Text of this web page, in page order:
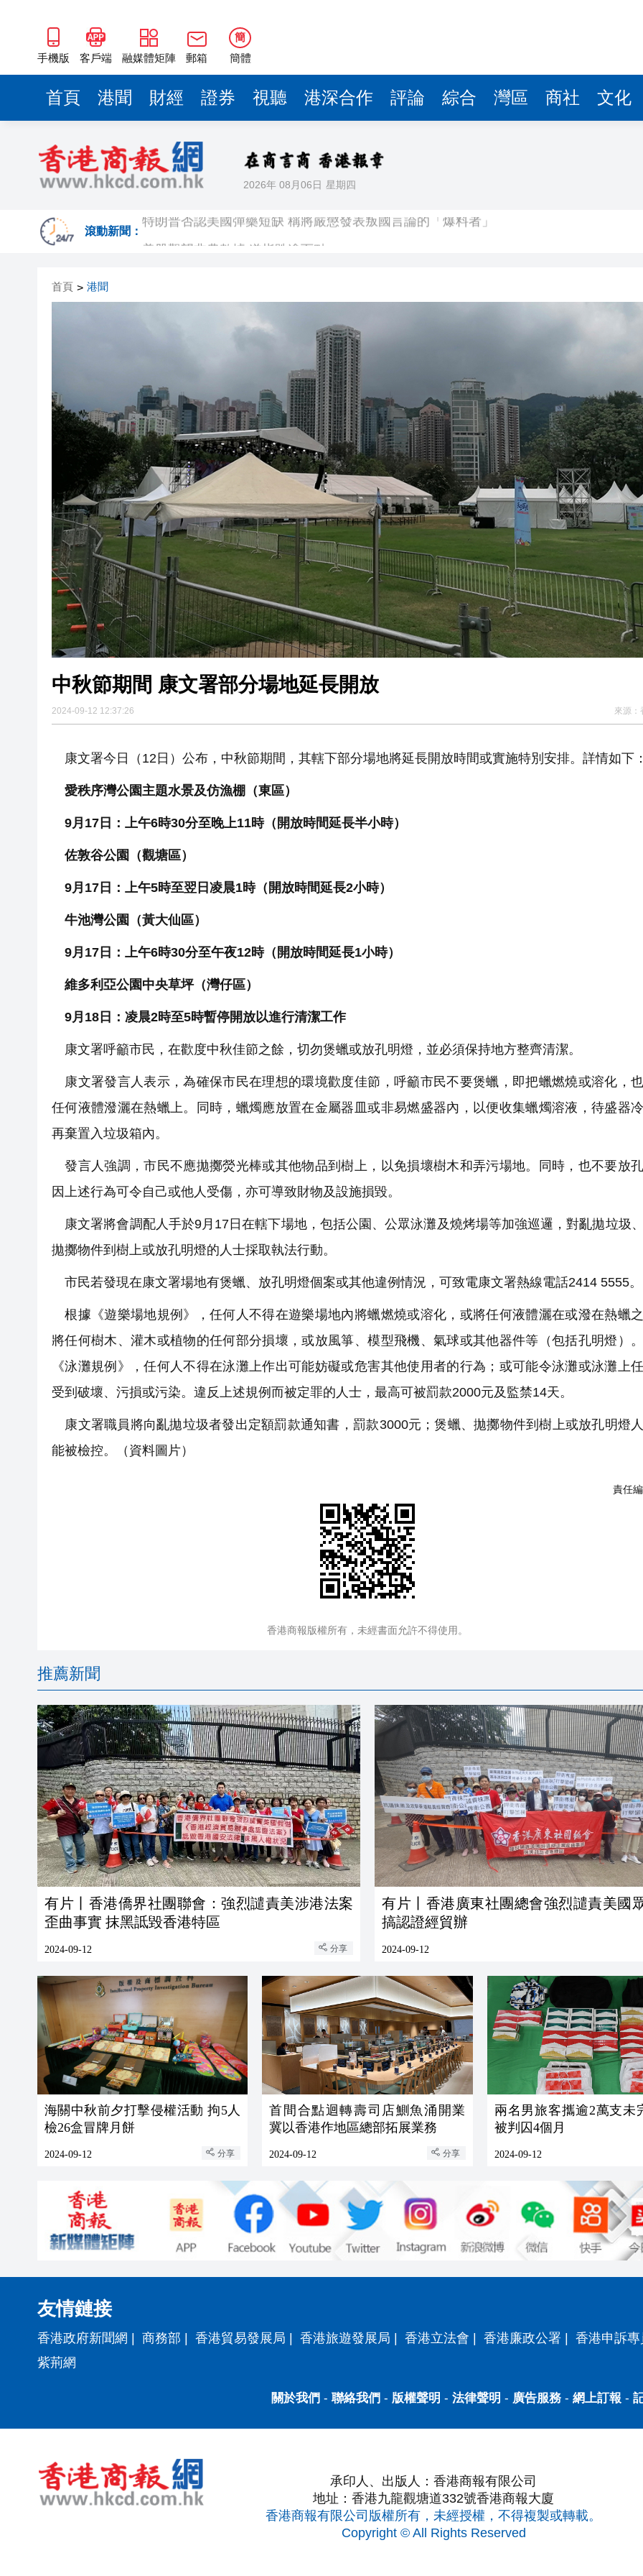
手機版 客戶端 融媒體矩陣 郵箱
簡
簡體
首頁 港聞 財經 證券 視聽 港深合作 評論 綜合 灣區 商社 文化
2026年 08月06日 星期四
滾動新聞： 美股觀望非農數據 道指跌逾百點
有片丨日本強震最新監控：病患正進行腹部手術 設備劇烈晃動
【展覽】「今朝更好看」名家作品展盛大啟幕 逾百幅名家力作匯聚香江
讓入境「第一公里」更絲滑！外國遊客「無感通行」深圳地鐵
首頁 > 港聞
中秋節期間 康文署部分場地延長開放
2024-09-12 12:37:26 來源：
康文署今日（12日）公布，中秋節期間，其轄下部分場地將延長開放時間或實施特別安排。詳情如下
愛秩序灣公園主題水景及仿漁棚（東區）
9月17日：上午6時30分至晚上11時（開放時間延長半小時）
佐敦谷公園（觀塘區）
9月17日：上午5時至翌日凌晨1時（開放時間延長2小時）
牛池灣公園（黃大仙區）
9月17日：上午6時30分至午夜12時（開放時間延長1小時）
維多利亞公園中央草坪（灣仔區）
9月18日：凌晨2時至5時暫停開放以進行清潔工作
康文署呼籲市民，在歡度中秋佳節之餘，切勿煲蠟或放孔明燈，並必須保持地方整齊清潔。
康文署發言人表示，為確保市民在理想的環境歡度佳節，呼籲市民不要煲蠟，即把蠟燃燒或溶化，
任何液體潑灑在熱蠟上。同時，蠟燭應放置在金屬器皿或非易燃盛器內，以便收集蠟燭溶液，待盛器
再棄置入垃圾箱內。
發言人強調，市民不應拋擲熒光棒或其他物品到樹上，以免損壞樹木和弄污場地。同時，也不要放
因上述行為可令自己或他人受傷，亦可導致財物及設施損毀。
康文署將會調配人手於9月17日在轄下場地，包括公園、公眾泳灘及燒烤場等加強巡邏，對亂拋垃圾
拋擲物件到樹上或放孔明燈的人士採取執法行動。
市民若發現在康文署場地有煲蠟、放孔明燈個案或其他違例情況，可致電康文署熱線電話2414 5555。
根據《遊樂場地規例》，任何人不得在遊樂場地內將蠟燃燒或溶化，或將任何液體灑在或潑在熱蠟
將任何樹木、灌木或植物的任何部分損壞，或放風箏、模型飛機、氣球或其他器件等（包括孔明燈）
《泳灘規例》，任何人不得在泳灘上作出可能妨礙或危害其他使用者的行為；或可能令泳灘或泳灘上
受到破壞、污損或污染。違反上述規例而被定罪的人士，最高可被罰款2000元及監禁14天。
康文署職員將向亂拋垃圾者發出定額罰款通知書，罰款3000元；煲蠟、拋擲物件到樹上或放孔明燈
能被檢控。（資料圖片）
責任
香港商報版權所有，未經書面允許不得使用。
推薦新聞
有片丨香港僑界社團聯會：強烈譴責美涉港法案
歪曲事實 抹黑詆毀香港特區
2024-09-12 分享
有片丨香港廣東社團總會強烈譴責美國
搞認證經貿辦
2024-09-12
海關中秋前夕打擊侵權活動 拘5人
檢26盒冒牌月餅
2024-09-12 分享
首間合點迴轉壽司店鰂魚涌開業
冀以香港作地區總部拓展業務
2024-09-12 分享
兩名男旅客攜逾2萬支未
被判囚4個月
2024-09-12
友情鏈接
香港政府新聞網 | 商務部 | 香港貿易發展局 | 香港旅遊發展局 | 香港立法會 | 香港廉政公署 | 香港申訴
紫荊網
關於我們 - 聯絡我們 - 版權聲明 - 法律聲明 - 廣告服務- 網上訂報 -
承印人、出版人：香港商報有限公司
地址：香港九龍觀塘道332號香港商報大廈
香港商報有限公司版權所有，未經授權，不得複製或轉載。
Copyright © All Rights Reserved